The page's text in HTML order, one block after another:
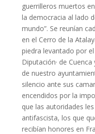
guerrilleros muertos
la democracia al lado
mundo”. Se reunían
en el Cerro de la
piedra levantado por
Diputación· de
de nuestro
silencio ante sus
encendidos por la
que las autoridades
antifascista, los que
recibían honores en